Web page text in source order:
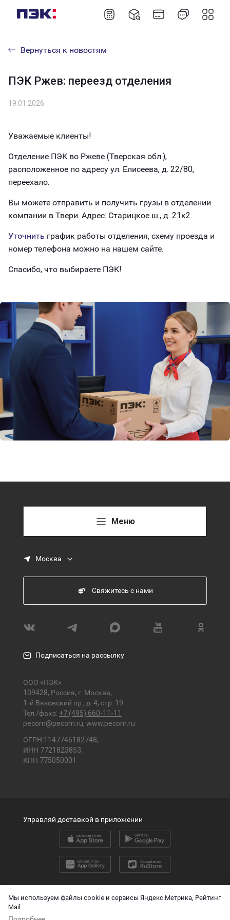
Мы используем файлы cookie и сервисы Яндекс.Метрика, Рейтинг
Mail
Вернуться к новостям
ПЭК Ржев: переезд отделения
19.01.2026
Уважаемые клиенты!
Отделение ПЭК во Ржеве (Тверская обл.),
расположенное по адресу ул. Елисеева, д. 22/80,
переехало.
Вы можете отправить и получить грузы в отделении
компании в Твери. Адрес: Старицкое ш., д. 21к2.
Уточнить график работы отделения, схему проезда и
номер телефона можно на нашем сайте.
Спасибо, что выбираете ПЭК!
Меню
Москва
Свяжитесь с нами
Подписаться на рассылку
ООО «ПЭК»
109428, Россия, г. Москва,
1-й Вязовский пр., д. 4, стр. 19
Тел./факс: +7 (495) 660-11-11
pecom@pecom.ru, www.pecom.ru
ОГРН 1147746182748,
ИНН 7721823853,
КПП 775050001
2026 © ООО «ПЭК»
Управляй доставкой в приложении